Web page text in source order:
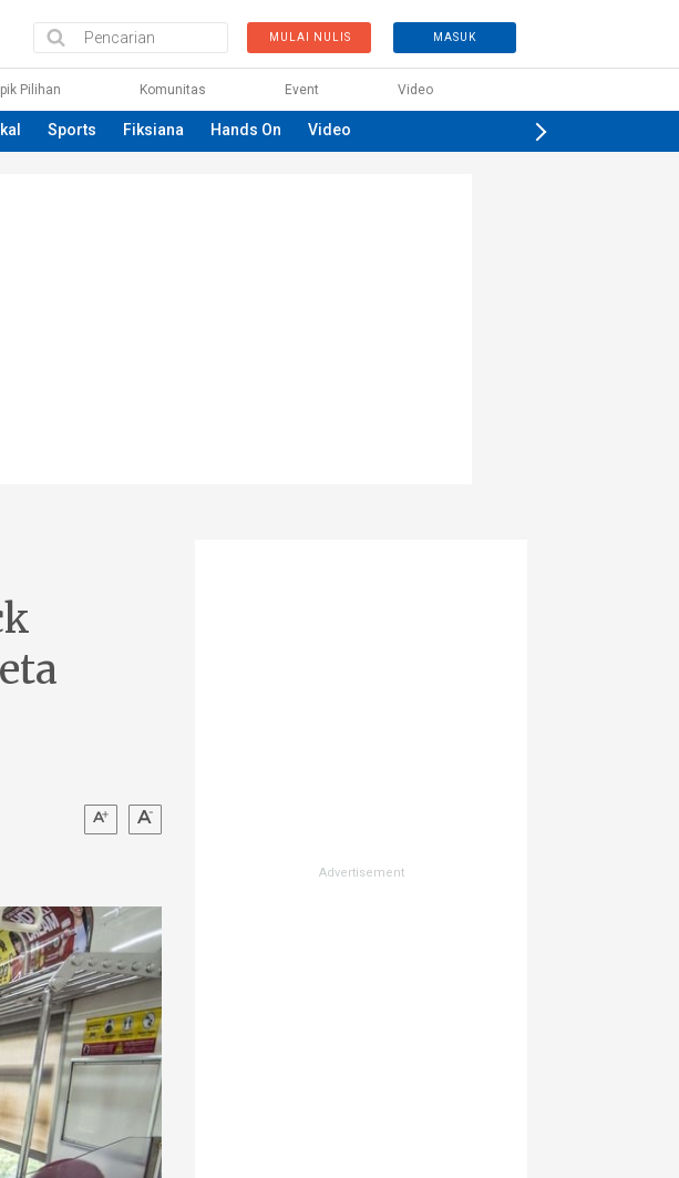
MULAI NULIS MASUK
Pilihan Komunitas Event Video
Sports Fiksiana Hands On Video